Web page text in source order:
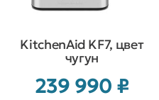
KitchenAid KF7, цвет
чугун
239 990 ₽